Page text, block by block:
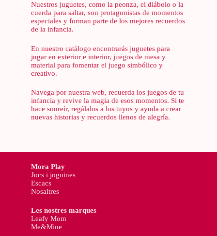
Nuestros juguetes, como la peonza, el diábolo o la
cuerda para saltar, son protagonistas de momentos
especiales y forman parte de los mejores recuerdos
de la infancia.
En nuestro catálogo encontrarás juguetes para
jugar en exterior e interior, juegos de mesa y
material para fomentar el juego simbólico y
creativo.
Navega por nuestra web, recuerda los juegos de tu
infancia y revive la magia de esos momentos. Si te
hace sonreír, regálalos a los tuyos y ayuda a crear
nuevas historias y recuerdos llenos de alegría.
Mora Play
Jocs i joguines
Escacs
Nosaltres
Les nostres marques
Leafy Mom
Me&Mine